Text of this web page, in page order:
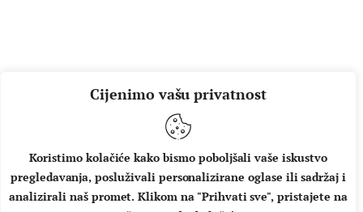
Cijenimo vašu privatnost
Koristimo kolačiće kako bismo poboljšali vaše iskustvo
pregledavanja, posluživali personalizirane oglase ili sadržaj i
analizirali naš promet. Klikom na "Prihvati sve", pristajete na
O NAMA IMPRESSUM UVJETI KORIŠTENJA